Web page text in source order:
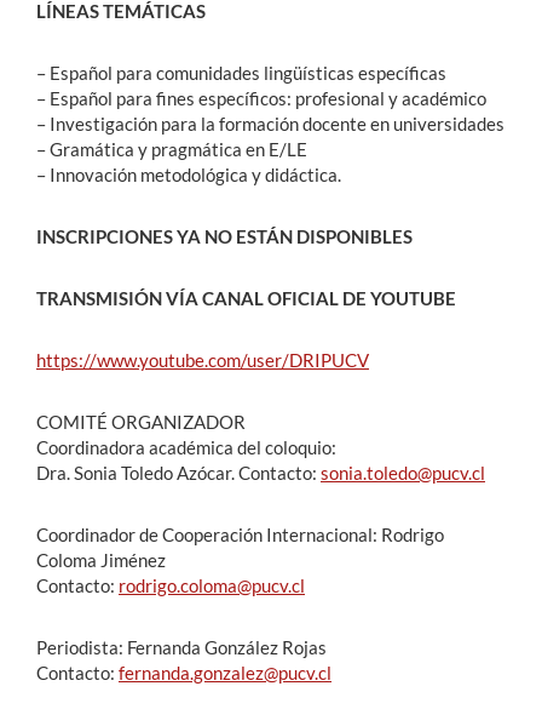
LÍNEAS TEMÁTICAS
– Español para comunidades lingüísticas específicas
– Español para fines específicos: profesional y académico
– Investigación para la formación docente en universidades
– Gramática y pragmática en E/LE
– Innovación metodológica y didáctica.
INSCRIPCIONES YA NO ESTÁN DISPONIBLES
TRANSMISIÓN VÍA CANAL OFICIAL DE YOUTUBE
https://www.youtube.com/user/DRIPUCV
COMITÉ ORGANIZADOR
Coordinadora académica del coloquio:
Dra. Sonia Toledo Azócar. Contacto: sonia.toledo@pucv.cl
Coordinador de Cooperación Internacional: Rodrigo
Coloma Jiménez
Contacto: rodrigo.coloma@pucv.cl
Periodista: Fernanda González Rojas
Contacto: fernanda.gonzalez@pucv.cl